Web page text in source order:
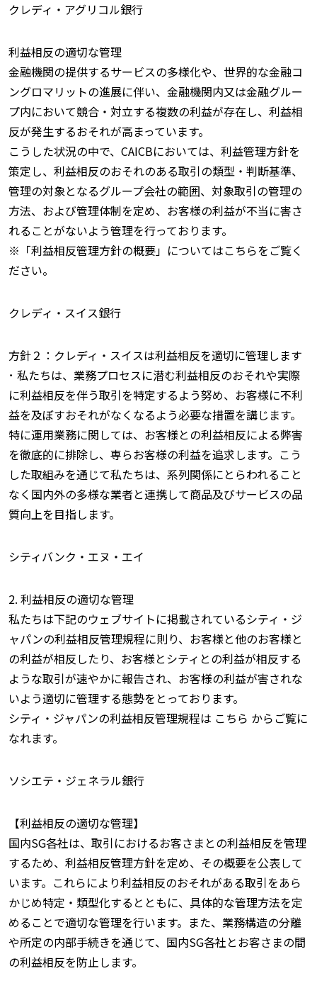
クレディ・アグリコル銀行
利益相反の適切な管理
金融機関の提供するサービスの多様化や、世界的な金融コ
ングロマリットの進展に伴い、金融機関内又は金融グルー
プ内において競合・対立する複数の利益が存在し、利益相
反が発生するおそれが高まっています。
こうした状況の中で、CAICBにおいては、利益管理方針を
策定し、利益相反のおそれのある取引の類型・判断基準、
管理の対象となるグループ会社の範囲、対象取引の管理の
方法、および管理体制を定め、お客様の利益が不当に害さ
れることがないよう管理を行っております。
※「利益相反管理方針の概要」についてはこちらをご覧く
ださい。
クレディ・スイス銀行
方針２：クレディ・スイスは利益相反を適切に管理します
･ 私たちは、業務プロセスに潜む利益相反のおそれや実際
に利益相反を伴う取引を特定するよう努め、お客様に不利
益を及ぼすおそれがなくなるよう必要な措置を講じます。
特に運用業務に関しては、お客様との利益相反による弊害
を徹底的に排除し、専らお客様の利益を追求します。こう
した取組みを通じて私たちは、系列関係にとらわれること
なく国内外の多様な業者と連携して商品及びサービスの品
質向上を目指します。
シティバンク・エヌ・エイ
2. 利益相反の適切な管理
私たちは下記のウェブサイトに掲載されているシティ・ジ
ャパンの利益相反管理規程に則り、お客様と他のお客様と
の利益が相反したり、お客様とシティとの利益が相反する
ような取引が速やかに報告され、お客様の利益が害されな
いよう適切に管理する態勢をとっております。
シティ・ジャパンの利益相反管理規程は こちら からご覧に
なれます。
ソシエテ・ジェネラル銀行
【利益相反の適切な管理】
国内SG各社は、取引におけるお客さまとの利益相反を管理
するため、利益相反管理方針を定め、その概要を公表して
います。これらにより利益相反のおそれがある取引をあら
かじめ特定・類型化するとともに、具体的な管理方法を定
めることで適切な管理を行います。また、業務構造の分離
や所定の内部手続きを通じて、国内SG各社とお客さまの間
の利益相反を防止します。